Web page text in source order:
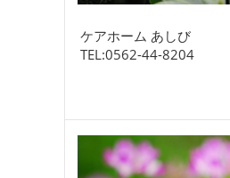
ケアホーム あしび
TEL:0562-44-8204